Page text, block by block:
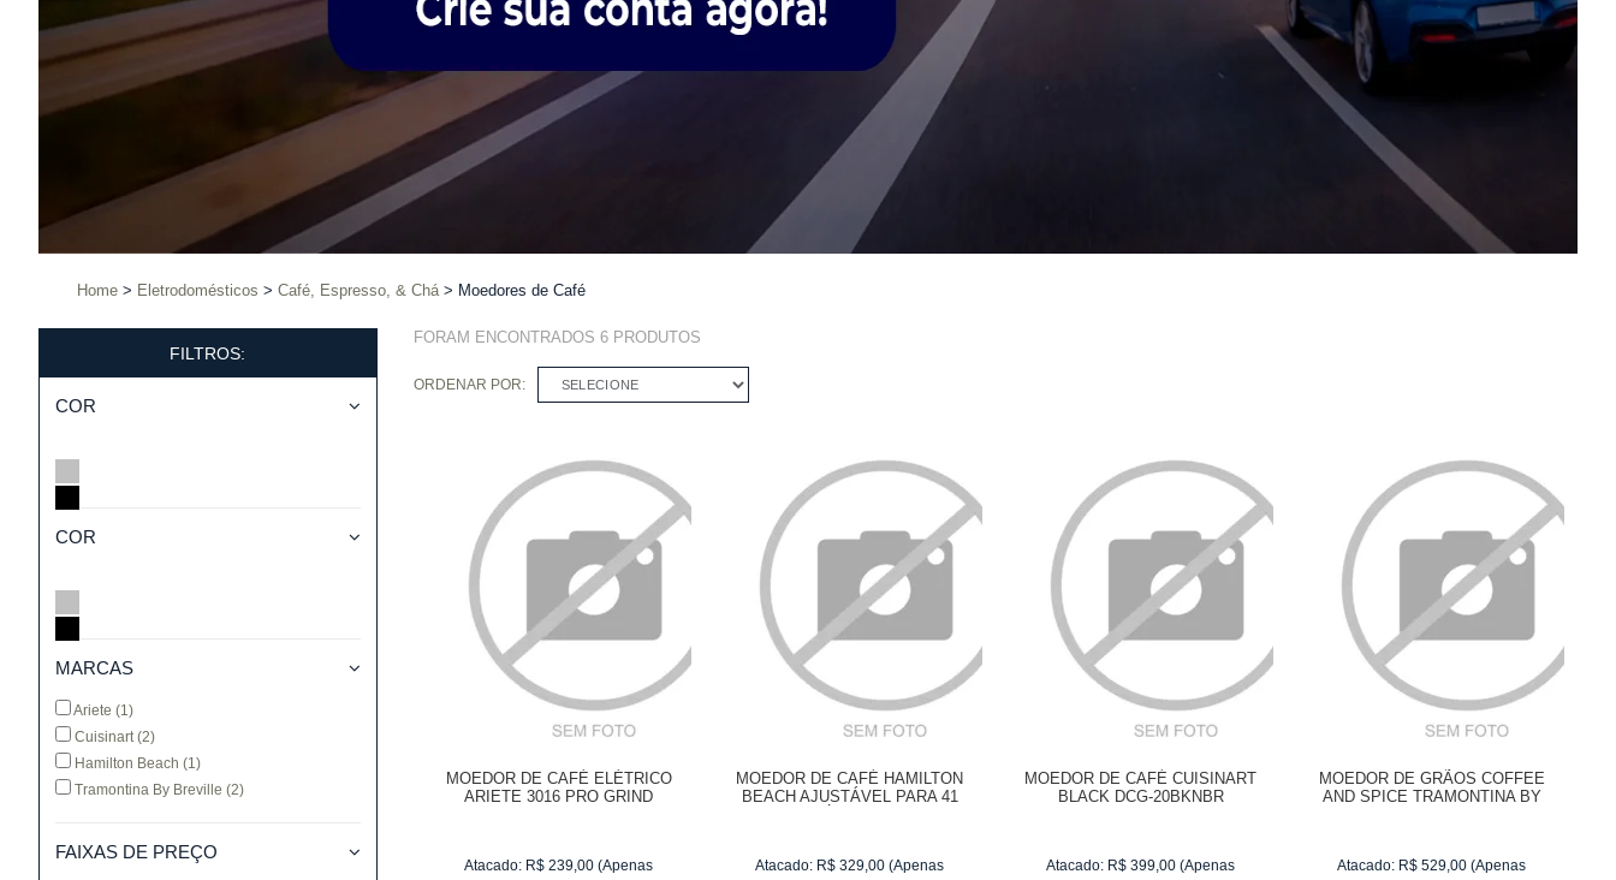
Home Eletrodomésticos Café, Espresso, & Chá Moedores de Café
FILTROS:
COR
COR
MARCAS
Ariete (1)
Cuisinart(2)
Hamilton Beach (1)
Tramontina By Breville (2)
FAIXAS DE PREÇO
FORAM ENCONTRADOS 6PRODUTOS
ORDENAR POR: SELECIONE
MOEDOR DE CAFÉ ELÉTRICO
ARIETE 3016 PRO GRIND
Atacado: R$ 239,00 (Apenas
MOEDOR DE CAFÉ HAMILTON
BEACH AJUSTÁVEL PARA 41
Atacado: R$ 329,00 (Apenas
MOEDOR DE CAFÉ CUISINART
BLACK DCG-20BKNBR
Atacado: R$ 399,00 (Apenas
MOEDOR DE GRÃOS COFFEE
AND SPICE TRAMONTINA BY
Atacado: R$ 529,00 (Apenas